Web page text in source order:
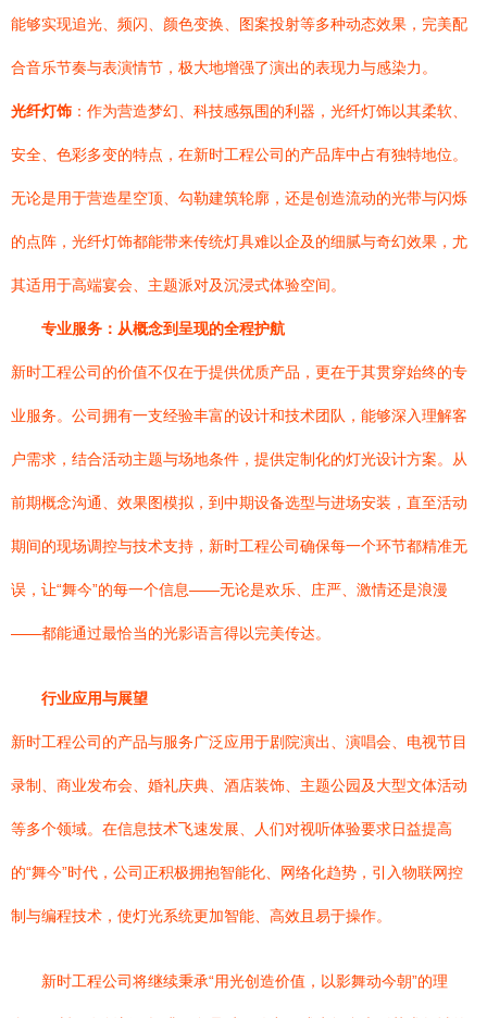
能够实现追光、频闪、颜色变换、图案投射等多种动态效果，完美配
合音乐节奏与表演情节，极大地增强了演出的表现力与感染力。
光纤灯饰 ：作为营造梦幻、科技感氛围的利器，光纤灯饰以其柔软、
安全、色彩多变的特点，在新时工程公司的产品库中占有独特地位。
无论是用于营造星空顶、勾勒建筑轮廓，还是创造流动的光带与闪烁
的点阵，光纤灯饰都能带来传统灯具难以企及的细腻与奇幻效果，尤
其适用于高端宴会、主题派对及沉浸式体验空间。
专业服务：从概念到呈现的全程护航
新时工程公司的价值不仅在于提供优质产品，更在于其贯穿始终的专
业服务。公司拥有一支经验丰富的设计和技术团队，能够深入理解客
户需求，结合活动主题与场地条件，提供定制化的灯光设计方案。从
前期概念沟通、效果图模拟，到中期设备选型与进场安装，直至活动
期间的现场调控与技术支持，新时工程公司确保每一个环节都精准无
误，让“舞今”的每一个信息——无论是欢乐、庄严、激情还是浪漫
——都能通过最恰当的光影语言得以完美传达。
行业应用与展望
新时工程公司的产品与服务广泛应用于剧院演出、演唱会、电视节目
录制、商业发布会、婚礼庆典、酒店装饰、主题公园及大型文体活动
等多个领域。在信息技术飞速发展、人们对视听体验要求日益提高
的“舞今”时代，公司正积极拥抱智能化、网络化趋势，引入物联网控
制与编程技术，使灯光系统更加智能、高效且易于操作。
新时工程公司将继续秉承“用光创造价值，以影舞动今朝”的理